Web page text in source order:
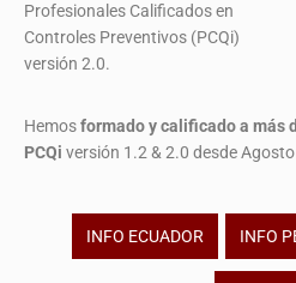
Profesionales Calificados en
Controles Preventivos (PCQi)
versión 2.0.
Hemosformado y calificado a más
PCQi versión 1.2 & 2.0 desde
INFO ECUADOR INFO